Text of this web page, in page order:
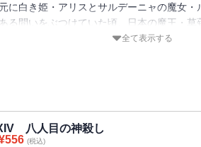
元に白き姫・アリスとサルデーニャの魔女・
ある問いをぶつけていた頃、日本の魔王・
ごどう)は媛巫女(ひめみこ)が集まる大祓(お
全て表示する
八人目の神殺し
556 (税込)